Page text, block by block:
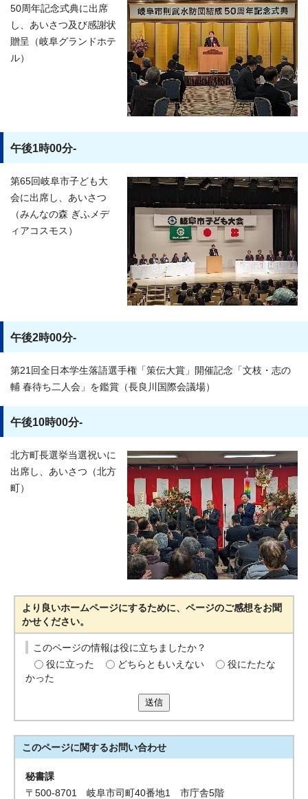
50周年記念式典に出席
し、あいさつ及び感謝状
贈呈（岐阜グランドホテ
ル）
午後1時00分-
第65回岐阜市子ども大
会に出席し、あいさつ
（みんなの森 ぎふメデ
ィアコスモス）
午後2時00分-
第21回全日本学生落語選手権「策伝大賞」開催記念「文枝・志の
輔 春待ち二人会」を鑑賞（長良川国際会議場）
午後10時00分-
北方町長選挙当選祝いに
出席し、あいさつ（北方
町）
より良いホームページにするために、ページのご感想をお聞
かせください。
このページの情報は役に立ちましたか？
役に立った
どちらともいえない
役にたたな
かった
送信
このページに関するお問い合わせ
秘書課
〒500-8701 岐阜市司町40番地1 市庁舎5階